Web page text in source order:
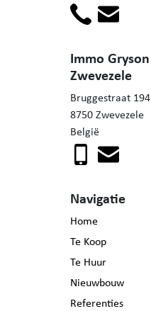
Immo Gryson
Zwevezele
Bruggestraat 194
8750 Zwevezele
België
Navigatie
Home
Te Koop
Te Huur
Nieuwbouw
Referenties